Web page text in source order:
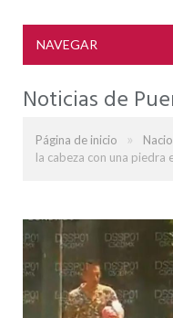
NAVEGAR
Noticias de
Página de inicio »
la cabeza con una piedra